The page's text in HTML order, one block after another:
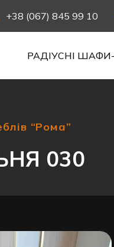
+38 (067) 845 99 10
РАДІУСНІ
“Рома”
030